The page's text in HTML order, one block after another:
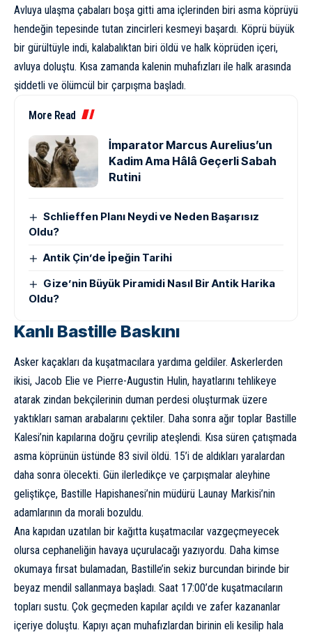
Avluya ulaşma çabaları boşa gitti ama içlerinden biri asma köprüyü
hendeğin tepesinde tutan zincirleri kesmeyi başardı. Köprü büyük
bir gürültüyle indi, kalabalıktan biri öldü ve halk köprüden içeri,
avluya doluştu. Kısa zamanda kalenin muhafızları ile halk arasında
şiddetli ve ölümcül bir çarpışma başladı.
More Read
İmparator Marcus Aurelius’un
Kadim Ama Hâlâ Geçerli Sabah
Rutini
Schlieffen Planı Neydi ve Neden Başarısız
Oldu?
Antik Çin’de İpeğin Tarihi
Gize’nin Büyük Piramidi Nasıl Bir Antik Harika
Oldu?
Kanlı Bastille Baskını
Asker kaçakları da kuşatmacılara yardıma geldiler. Askerlerden
ikisi, Jacob Elie ve Pierre-Augustin Hulin, hayatlarını tehlikeye
atarak zindan bekçilerinin duman perdesi oluşturmak üzere
yaktıkları saman arabalarını çektiler. Daha sonra ağır toplar Bastille
Kalesi’nin kapılarına doğru çevrilip ateşlendi. Kısa süren çatışmada
asma köprünün üstünde 83 sivil öldü. 15’i de aldıkları yaralardan
daha sonra ölecekti. Gün ilerledikçe ve çarpışmalar aleyhine
geliştikçe, Bastille Hapishanesi’nin müdürü Launay Markisi’nin
adamlarının da morali bozuldu.
Ana kapıdan uzatılan bir kağıtta kuşatmacılar vazgeçmeyecek
olursa cephaneliğin havaya uçurulacağı yazıyordu. Daha kimse
okumaya fırsat bulamadan, Bastille’in sekiz burcundan birinde bir
beyaz mendil sallanmaya başladı. Saat 17:00’de kuşatmacıların
topları sustu. Çok geçmeden kapılar açıldı ve zafer kazananlar
içeriye doluştu. Kapıyı açan muhafızlardan birinin eli kesilip hala